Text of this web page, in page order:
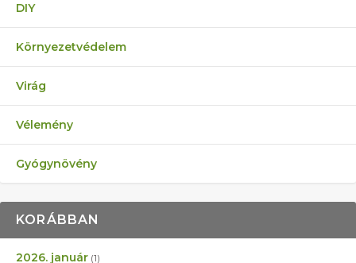
DIY
Környezetvédelem
Virág
Vélemény
Gyógynövény
KORÁBBAN
2026. január (1)